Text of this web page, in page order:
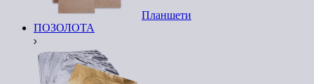
Планшети
ПОЗОЛОТА